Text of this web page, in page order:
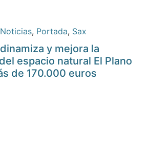
Noticias, Portada, Sax
y mejora la
espacio natural El Plano
de 170.000 euros